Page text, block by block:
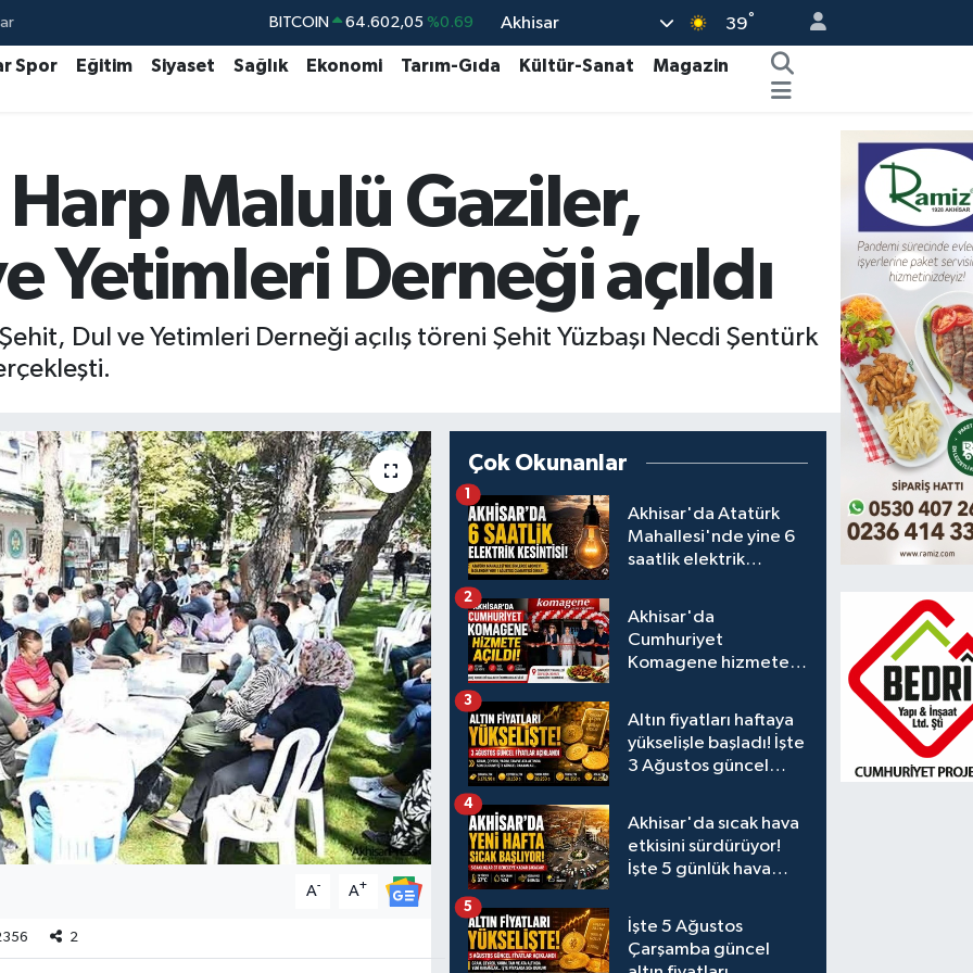
DOLAR 47,6006 %0.06
EURO 55,0250 %0.02
BİST100 13.768 %48
BITCOIN 64.602,05 %0.69
Akhisar 39°
Spor Eğitim Siyaset Sağlık Ekonomi Tarım-Gıda Kültür-Sanat
Magazin
Malulü Gaziler,
Yetimleri Derneği açıldı
Dul ve Yetimleri Derneği açılış töreni Şehit Yüzbaşı Necdi Şentürk
A- A+
2
Çok Okunanlar
Akhisar'da Atatürk
Mahallesi'nde yine 6
saatlik elektrik
1
Akhisar'da
Cumhuriyet
Komagene hizmete
2
Altın fiyatları haftaya
yükselişle başladı! İşte
3 Ağustos güncel
3
Akhisar'da sıcak hava
etkisini sürdürüyor!
İşte 5 günlük hava
4
İşte 5 Ağustos
Çarşamba güncel
5